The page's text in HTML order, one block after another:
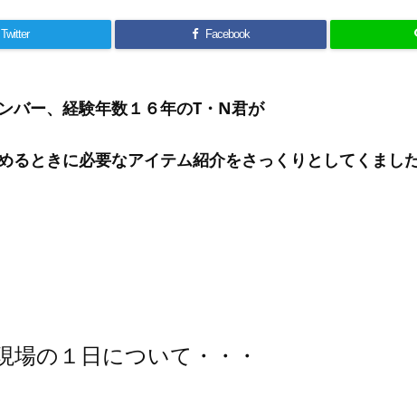
Twitter Facebook
バー、経験年数１６年のT・N君が
るときに必要なアイテム紹介をさっくりとしてくまし
場の１日について・・・